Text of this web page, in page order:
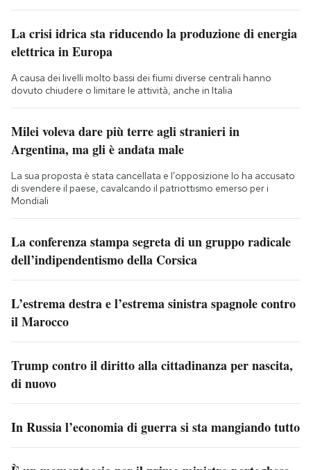
La crisi idrica sta riducendo la produzione di energia
elettrica in Europa
A causa dei livelli molto bassi dei fiumi diverse centrali hanno
dovuto chiudere o limitare le attività, anche in Italia
Milei voleva dare più terre agli stranieri in
Argentina, ma gli è andata male
La sua proposta è stata cancellata e l’opposizione lo ha accusato
di svendere il paese, cavalcando il patriottismo emerso per i
Mondiali
La conferenza stampa segreta di un gruppo radicale
dell’indipendentismo della Corsica
L’estrema destra e l’estrema sinistra spagnole contro
il Marocco
Trump contro il diritto alla cittadinanza per nascita,
di nuovo
In Russia l’economia di guerra si sta mangiando tutto